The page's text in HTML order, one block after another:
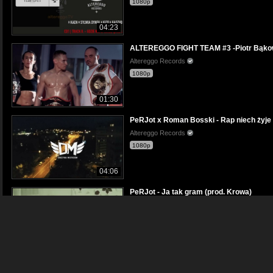
04:23
1080p
01:30
ALTEREGGO FIGHT TEAM #3 -Piotr
Altereggo Records
1080p
04:06
PeRJot x Roman Bosski - Rap niech
Altereggo Records
1080p
PeRJot - Ja tak gram (prod. Krowa)